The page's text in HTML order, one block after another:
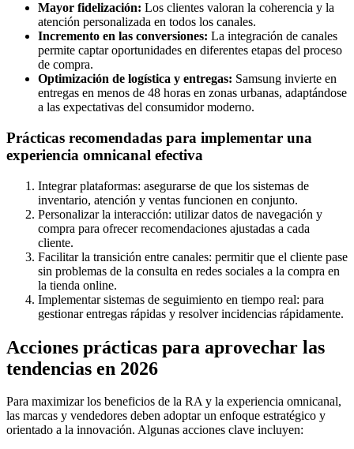
Mayor fidelización: Los clientes valoran la coherencia y la
atención personalizada en todos los canales.
Incremento en las conversiones: La integración de canales
permite captar oportunidades en diferentes etapas del proceso
de compra.
Optimización de logística y entregas: Samsung invierte en
entregas en menos de 48 horas en zonas urbanas, adaptándose
a las expectativas del consumidor moderno.
Prácticas recomendadas para implementar una
experiencia omnicanal efectiva
Integrar plataformas: asegurarse de que los sistemas de
inventario, atención y ventas funcionen en conjunto.
Personalizar la interacción: utilizar datos de navegación y
compra para ofrecer recomendaciones ajustadas a cada
cliente.
Facilitar la transición entre canales: permitir que el cliente pase
sin problemas de la consulta en redes sociales a la compra en
la tienda online.
Implementar sistemas de seguimiento en tiempo real: para
gestionar entregas rápidas y resolver incidencias rápidamente.
Acciones prácticas para aprovechar las
tendencias en 2026
Para maximizar los beneficios de la RA y la experiencia omnicanal,
las marcas y vendedores deben adoptar un enfoque estratégico y
orientado a la innovación. Algunas acciones clave incluyen: